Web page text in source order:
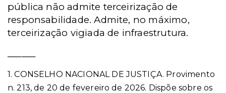
pública não admite terceirização de
responsabilidade. Admite, no máximo,
terceirização vigiada de infraestrutura.
1. CONSELHO NACIONAL DE JUSTIÇA. Provimento
n. 213, de 20 de fevereiro de 2026. Dispõe sobre os